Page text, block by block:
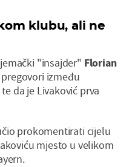
klubu, ali ne
"insajder" Florian
između
da je Livaković prva
prokomentirati cijelu
mjesto u velikom